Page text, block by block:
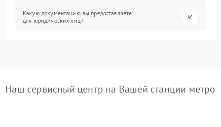
Какую документацию вы предоставляете
для юридических лиц?
Наш сервисный центр на Вашей станции метро